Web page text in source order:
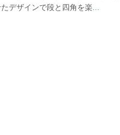
デザインで段と四角を楽...